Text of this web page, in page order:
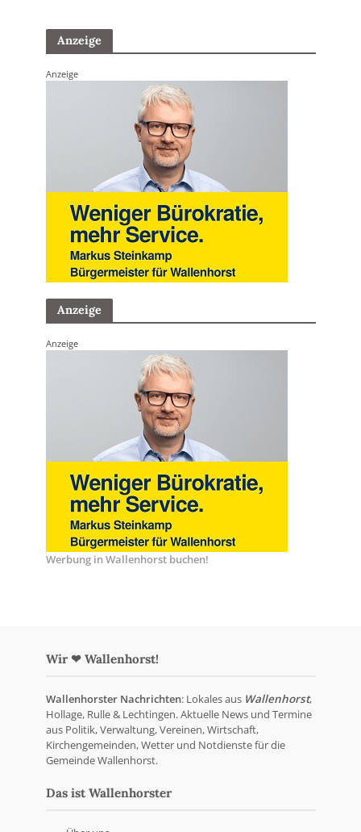
Anzeige
Anzeige
Anzeige
Anzeige
Werbung in Wallenhorst buchen!
Wir ❤ Wallenhorst!
Wallenhorster Nachrichten: Lokales aus Wallenhorst,
Hollage, Rulle & Lechtingen. Aktuelle News und Termine
aus Politik, Verwaltung, Vereinen, Wirtschaft,
Kirchengemeinden, Wetter und Notdienste für die
Gemeinde Wallenhorst.
Das ist Wallenhorster